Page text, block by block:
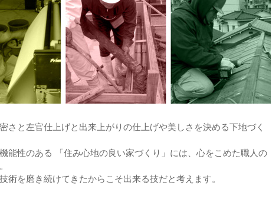
さと左官仕上げと出来上がりの仕上げや美しさを決める下地づく
能性のある 「住み心地の良い家づくり」には、心をこめた職人の
術を磨き続けてきたからこそ出来る技だと考えます。